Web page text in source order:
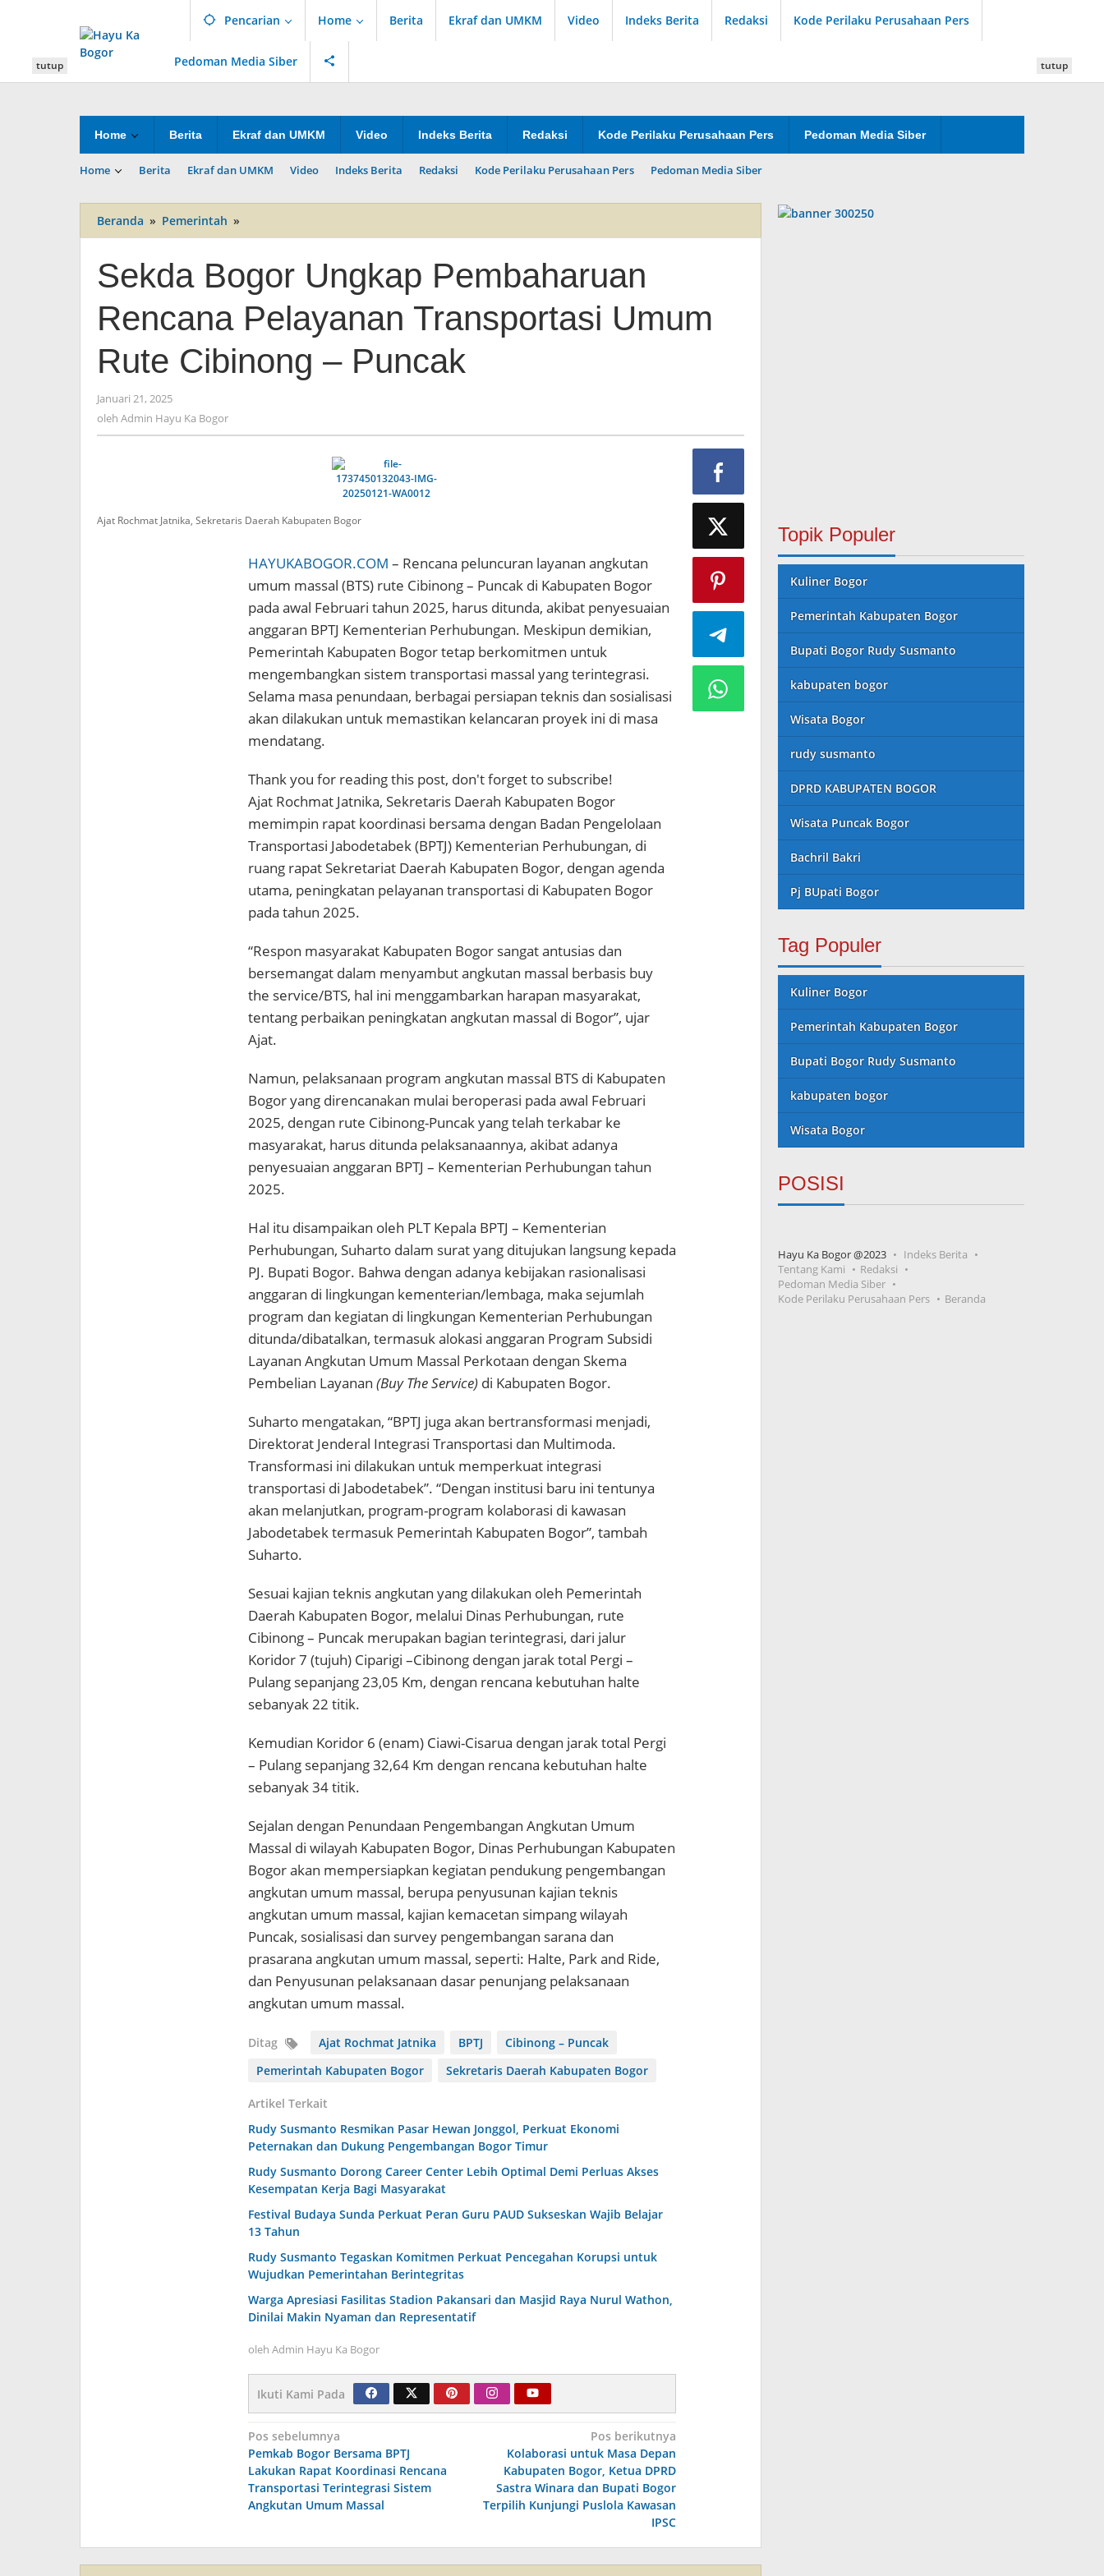
Pencarian Home Berita Ekraf dan UMKM Video Indeks Berita Redaksi Kode Perilaku Perusahaan Pers
Pedoman Media Siber
Home Berita Ekraf dan UMKM Video Indeks Berita Redaksi Kode Perilaku Perusahaan Pers Pedoman Media Siber
Home Berita Ekraf dan UMKM Video Indeks Berita Redaksi Kode Perilaku Perusahaan Pers Pedoman Media Siber
tutup tutup
Beranda » Pemerintah »
Bogor
Pembaharuan
Rencana
Pelayanan
Transportasi
Rute
Cibinong
Sekda Bogor Ungkap Pembaharuan
Rencana Pelayanan Transportasi Umum
Rute Cibinong – Puncak
Januari 21, 2025
Admin
oleh Admin Hayu Ka Bogor
Ajat Rochmat Jatnika, Sekretaris Daerah Kabupaten Bogor
HAYUKABOGOR.COM – Rencana peluncuran layanan angkutan
umum massal (BTS) rute Cibinong – Puncak di Kabupaten Bogor
pada awal Februari tahun 2025, harus ditunda, akibat penyesuaian
anggaran BPTJ Kementerian Perhubungan. Meskipun demikian,
Pemerintah Kabupaten Bogor tetap berkomitmen untuk
mengembangkan sistem transportasi massal yang terintegrasi.
Selama masa penundaan, berbagai persiapan teknis dan sosialisasi
akan dilakukan untuk memastikan kelancaran proyek ini di masa
mendatang.
Thank you for reading this post, don't forget to subscribe!
Ajat Rochmat Jatnika, Sekretaris Daerah Kabupaten Bogor
memimpin rapat koordinasi bersama dengan Badan Pengelolaan
Transportasi Jabodetabek (BPTJ) Kementerian Perhubungan, di
ruang rapat Sekretariat Daerah Kabupaten Bogor, dengan agenda
utama, peningkatan pelayanan transportasi di Kabupaten Bogor
pada tahun 2025.
“Respon masyarakat Kabupaten Bogor sangat antusias dan
bersemangat dalam menyambut angkutan massal berbasis buy
the service/BTS, hal ini menggambarkan harapan masyarakat,
tentang perbaikan peningkatan angkutan massal di Bogor”, ujar
Ajat.
Namun, pelaksanaan program angkutan massal BTS di Kabupaten
Bogor yang direncanakan mulai beroperasi pada awal Februari
2025, dengan rute Cibinong-Puncak yang telah terkabar ke
masyarakat, harus ditunda pelaksanaannya, akibat adanya
penyesuaian anggaran BPTJ – Kementerian Perhubungan tahun
2025.
Hal itu disampaikan oleh PLT Kepala BPTJ – Kementerian
Perhubungan, Suharto dalam surat yang ditujukan langsung kepada
PJ. Bupati Bogor. Bahwa dengan adanya kebijakan rasionalisasi
anggaran di lingkungan kementerian/lembaga, maka sejumlah
program dan kegiatan di lingkungan Kementerian Perhubungan
ditunda/dibatalkan, termasuk alokasi anggaran Program Subsidi
Layanan Angkutan Umum Massal Perkotaan dengan Skema
Pembelian Layanan (Buy The Service)di Kabupaten Bogor.
Suharto mengatakan, “BPTJ juga akan bertransformasi menjadi,
Direktorat Jenderal Integrasi Transportasi dan Multimoda.
Transformasi ini dilakukan untuk memperkuat integrasi
transportasi di Jabodetabek”. “Dengan institusi baru ini tentunya
akan melanjutkan, program-program kolaborasi di kawasan
Jabodetabek termasuk Pemerintah Kabupaten Bogor”, tambah
Suharto.
Sesuai kajian teknis angkutan yang dilakukan oleh Pemerintah
Daerah Kabupaten Bogor, melalui Dinas Perhubungan, rute
Cibinong – Puncak merupakan bagian terintegrasi, dari jalur
Koridor 7 (tujuh) Ciparigi –Cibinong dengan jarak total Pergi –
Pulang sepanjang 23,05 Km, dengan rencana kebutuhan halte
sebanyak 22 titik.
Kemudian Koridor 6 (enam) Ciawi-Cisarua dengan jarak total Pergi
– Pulang sepanjang 32,64 Km dengan rencana kebutuhan halte
sebanyak 34 titik.
Sejalan dengan Penundaan Pengembangan Angkutan Umum
Massal di wilayah Kabupaten Bogor, Dinas Perhubungan Kabupaten
Bogor akan mempersiapkan kegiatan pendukung pengembangan
angkutan umum massal, berupa penyusunan kajian teknis
angkutan umum massal, kajian kemacetan simpang wilayah
Puncak, sosialisasi dan survey pengembangan sarana dan
prasarana angkutan umum massal, seperti: Halte, Park and Ride,
dan Penyusunan pelaksanaan dasar penunjang pelaksanaan
angkutan umum massal.
Ditag Ajat Rochmat Jatnika BPTJ
Cibinong – Puncak
Pemerintah Kabupaten Bogor
Sekretaris Daerah Kabupaten Bogor
Artikel Terkait
Rudy Susmanto Resmikan Pasar Hewan Jonggol, Perkuat Ekonomi
Peternakan dan Dukung Pengembangan Bogor Timur
Rudy Susmanto Dorong Career Center Lebih Optimal Demi Perluas Akses
Kesempatan Kerja Bagi Masyarakat
Festival Budaya Sunda Perkuat Peran Guru PAUD Sukseskan Wajib Belajar
13 Tahun
Rudy Susmanto Tegaskan Komitmen Perkuat Pencegahan Korupsi untuk
Wujudkan Pemerintahan Berintegritas
Warga Apresiasi Fasilitas Stadion Pakansari dan Masjid Raya Nurul Wathon,
Dinilai Makin Nyaman dan Representatif
oleh Admin Hayu Ka Bogor
Ikuti Kami Pada
Navigasi
pos
Pos sebelumnya
Pemkab Bogor Bersama BPTJ
Lakukan Rapat Koordinasi Rencana
Transportasi Terintegrasi Sistem
Angkutan Umum Massal
Pos berikutnya
Kolaborasi untuk Masa Depan
Kabupaten Bogor, Ketua DPRD
Sastra Winara dan Bupati Bogor
Terpilih Kunjungi Puslola Kawasan
IPSC
Topik Populer
Kuliner Bogor
Pemerintah Kabupaten Bogor
Bupati Bogor Rudy Susmanto
kabupaten bogor
Wisata Bogor
rudy susmanto
DPRD KABUPATEN BOGOR
Wisata Puncak Bogor
Bachril Bakri
Pj BUpati Bogor
Tag Populer
Kuliner Bogor
Pemerintah Kabupaten Bogor
Bupati Bogor Rudy Susmanto
kabupaten bogor
Wisata Bogor
POSISI
Hayu Ka Bogor @2023
Indeks Berita
Tentang Kami
Redaksi
Pedoman Media Siber
Kode Perilaku Perusahaan Pers
Beranda